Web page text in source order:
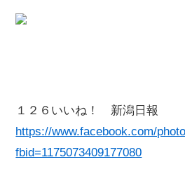
１２６いいね！ 新潟日報
https://www.facebook.com/
fbid=1175073409177080